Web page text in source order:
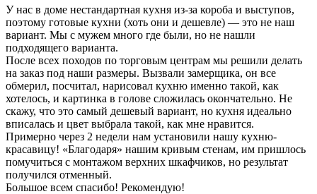
У нас в доме нестандартная кухня из-за короба и выступов,
поэтому готовые кухни (хоть они и дешевле) — это не наш
вариант. Мы с мужем много где были, но не нашли
подходящего варианта.
После всех походов по торговым центрам мы решили делать
на заказ под наши размеры. Вызвали замерщика, он все
обмерил, посчитал, нарисовал кухню именно такой, как
хотелось, и картинка в голове сложилась окончательно. Не
скажу, что это самый дешевый вариант, но кухня идеально
вписалась и цвет выбрала такой, как мне нравится.
Примерно через 2 недели нам установили нашу кухню-
красавицу! «Благодаря» нашим кривым стенам, им пришлось
помучиться с монтажом верхних шкафчиков, но результат
получился отменный.
Большое всем спасибо! Рекомендую!